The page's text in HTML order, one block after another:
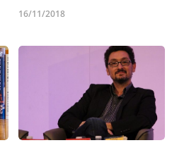
16/11/2018